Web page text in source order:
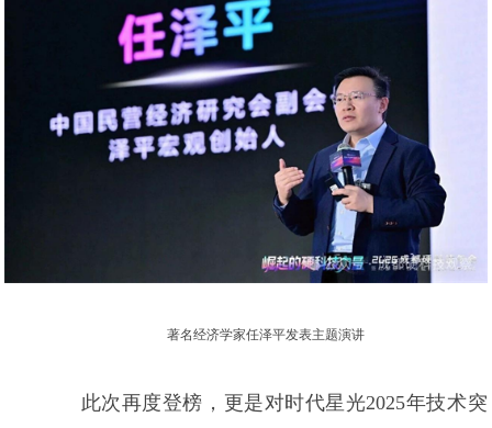
著名经济学家任泽平发表主题演讲
此次再度登榜，更是对时代星光2025年技术突